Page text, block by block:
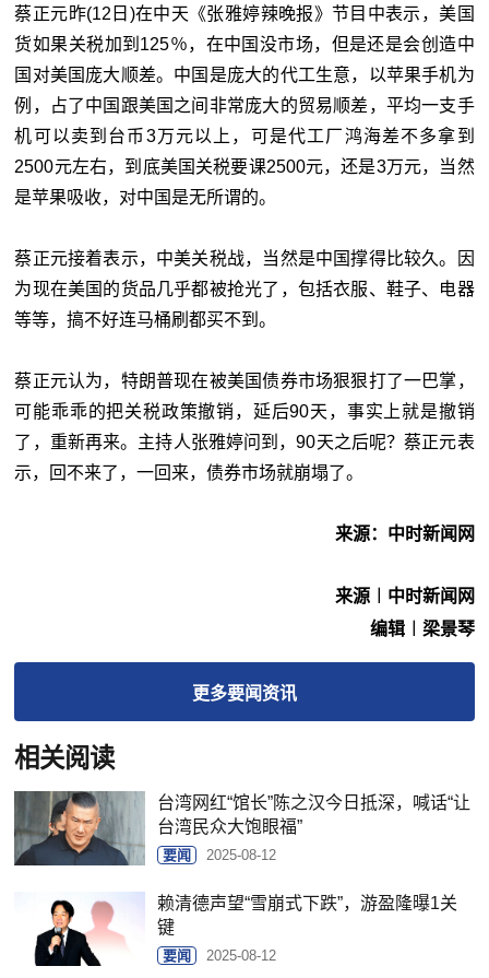
蔡正元昨(12日)在中天《张雅婷辣晚报》节目中表示，美国
货如果关税加到125％，在中国没市场，但是还是会创造中
国对美国庞大顺差。中国是庞大的代工生意，以苹果手机为
例，占了中国跟美国之间非常庞大的贸易顺差，平均一支手
机可以卖到台币3万元以上，可是代工厂鸿海差不多拿到
2500元左右，到底美国关税要课2500元，还是3万元，当然
是苹果吸收，对中国是无所谓的。
蔡正元接着表示，中美关税战，当然是中国撑得比较久。因
为现在美国的货品几乎都被抢光了，包括衣服、鞋子、电器
等等，搞不好连马桶刷都买不到。
蔡正元认为，特朗普现在被美国债券市场狠狠打了一巴掌，
可能乖乖的把关税政策撤销，延后90天，事实上就是撤销
了，重新再来。主持人张雅婷问到，90天之后呢？蔡正元表
示，回不来了，一回来，债券市场就崩塌了。
来源：中时新闻网
来源︱中时新闻网
编辑︱梁景琴
更多要闻资讯
相关阅读
台湾网红“馆长”陈之汉今日抵深，喊话“让
台湾民众大饱眼福”
要闻 2025-08-12
赖清德声望“雪崩式下跌”，游盈隆曝1关
键
要闻 2025-08-12